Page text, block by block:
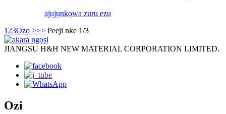
ajụjụnkọwa zuru ezu
1 23Ọzọ >>> Peeji nke 1/3
JIANGSU H&H NEW MATERIAL CORPORATION LIMITED.
Ozi